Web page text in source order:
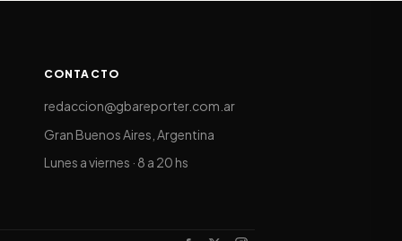
CONTACTO
redaccion@gbareporter.com.ar
Gran Buenos Aires, Argentina
Lunes a viernes · 8 a 20 hs